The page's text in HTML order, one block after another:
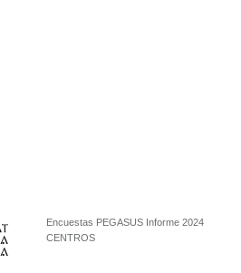
Encuestas PEGASUS Informe 2024
CENTROS